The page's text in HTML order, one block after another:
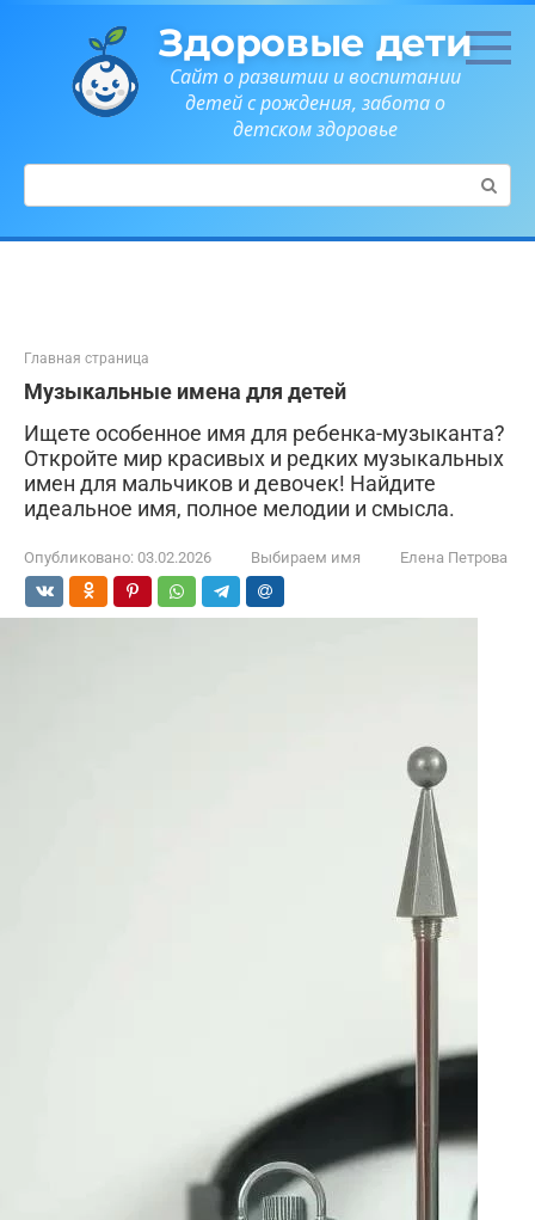
Здоровые дети
Сайт о развитии и воспитании
детей с рождения, забота о
детском здоровье
Поиск:
Главная страница
Музыкальные имена для детей
Ищете особенное имя для ребенка-музыканта?
Откройте мир красивых и редких музыкальных
имен для мальчиков и девочек! Найдите
идеальное имя, полное мелодии и смысла.
Опубликовано: 03.02.2026 Выбираем имя Елена Петрова